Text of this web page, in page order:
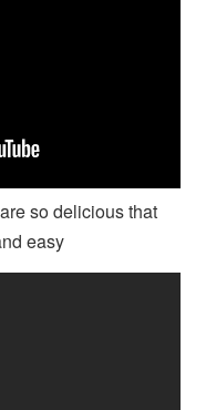
so delicious that
easy